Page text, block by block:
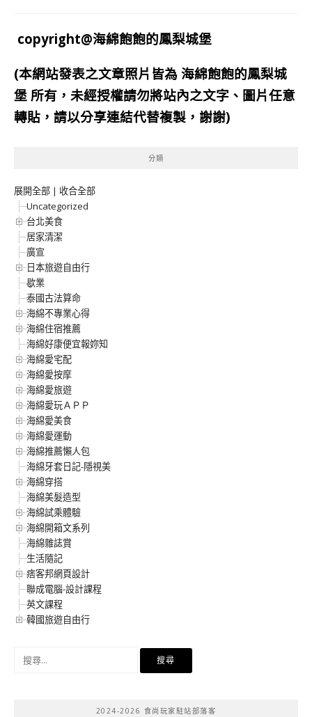
copyright@海綿飽飽的鳳梨城堡
(本網站發表之文章照片皆為 海綿飽飽的鳳梨城
堡 所有，未經授權請勿將站內之文字、圖片任意
轉貼，請以分享連結代替複製，謝謝)
分類
展開全部 | 收合全部
Uncategorized
台北美食
居家清潔
廣宣
日本旅遊自由行
歇業
泰國古法算命
海綿不專業心得
海綿住宿推薦
海綿好康便宜報妳知
海綿愛宅配
海綿愛按摩
海綿愛旅遊
海綿愛玩ＡＰＰ
海綿愛美食
海綿愛運動
海綿推薦懶人包
海綿牙套日記-隱視美
海綿穿搭
海綿美髮造型
海綿試乘體驗
海綿開箱文系列
海綿雜誌賞
生活隨記
痞客邦網頁設計
聯成電腦-設計課程
英文課程
韓國旅遊自由行
2024-2026 食尚玩家駐站部落客